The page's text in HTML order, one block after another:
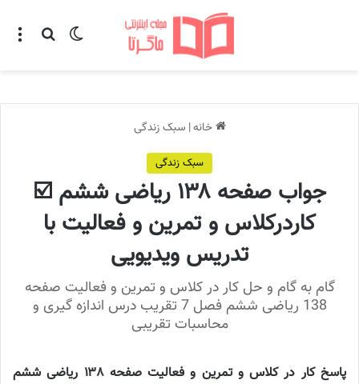
تغییر پوسته
خانه| سبک زندگی
سبک زندگی
جواب صفحه ۱۳۸ ریاضی ششم ☑️
کاردرکلاس و تمرین و فعالیت با
تدریس ویدیویی
گام به گام و حل کار در کلاس و تمرین و فعالیت صفحه
138 ریاضی ششم فصل 7 تقریب درس اندازه گیری و
محاسبات تقریبی
پاسخ کار در کلاس و تمرین و فعالیت صفحه ۱۳۸ ریاضی ششم